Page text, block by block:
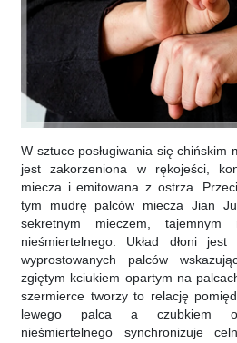
W sztuce posługiwania się chińskim
jest zakorzeniona w rękojeści,
miecza i emitowana z ostrza.
tym mudrę palców miecza Jian
sekretnym mieczem, tajemnym
nieśmiertelnego. Układ dłoni
wyprostowanych palców
zgiętym kciukiem opartym na
szermierce tworzy to relację
lewego palca a czubkiem
nieśmiertelnego synchronizuje